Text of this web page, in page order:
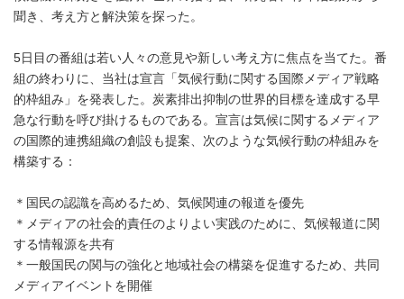
聞き、考え方と解決策を探った。
5日目の番組は若い人々の意見や新しい考え方に焦点を当てた。番
組の終わりに、当社は宣言「気候行動に関する国際メディア戦略
的枠組み」を発表した。炭素排出抑制の世界的目標を達成する早
急な行動を呼び掛けるものである。宣言は気候に関するメディア
の国際的連携組織の創設も提案、次のような気候行動の枠組みを
構築する：
＊国民の認識を高めるため、気候関連の報道を優先
＊メディアの社会的責任のよりよい実践のために、気候報道に関
する情報源を共有
＊一般国民の関与の強化と地域社会の構築を促進するため、共同
メディアイベントを開催